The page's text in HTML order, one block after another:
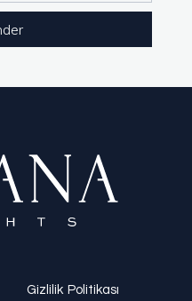
Gizlilik Politikası